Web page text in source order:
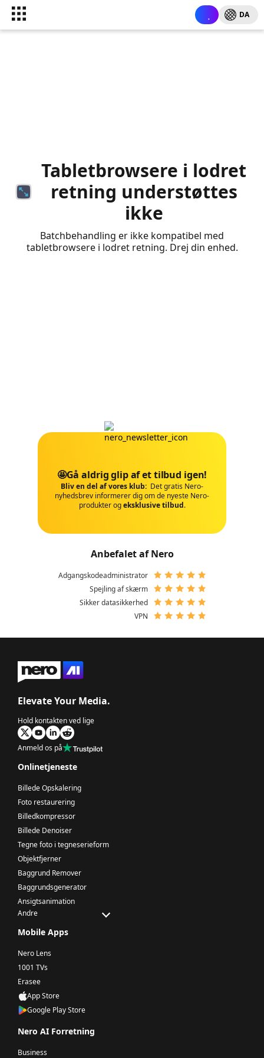
DA
Tabletbrowsere i lodret
retning understøttes
ikke
Batchbehandling er ikke kompatibel med
tabletbrowsere i lodret retning. Drej din enhed.
🤩Gå aldrig glip af et tilbud igen!
Bliv en del af vores klub: Det gratis Nero-
nyhedsbrev informerer dig om de nyeste Nero-
produkter ogeksklusive tilbud.
Anbefalet af Nero
Adgangskodeadministrator
Spejling af skærm
Sikker datasikkerhed
VPN
Elevate Your Media.
Hold kontakten ved lige
Anmeld os på
Onlinetjeneste
Billede Opskalering
Foto restaurering
Billedkompressor
Billede Denoiser
Tegne foto i tegneserieform
Objektfjerner
Baggrund Remover
Baggrundsgenerator
Ansigtsanimation
Andre
Mobile Apps
Nero Lens
1001 TVs
Erasee
App Store
Google Play Store
Nero AI Forretning
Business